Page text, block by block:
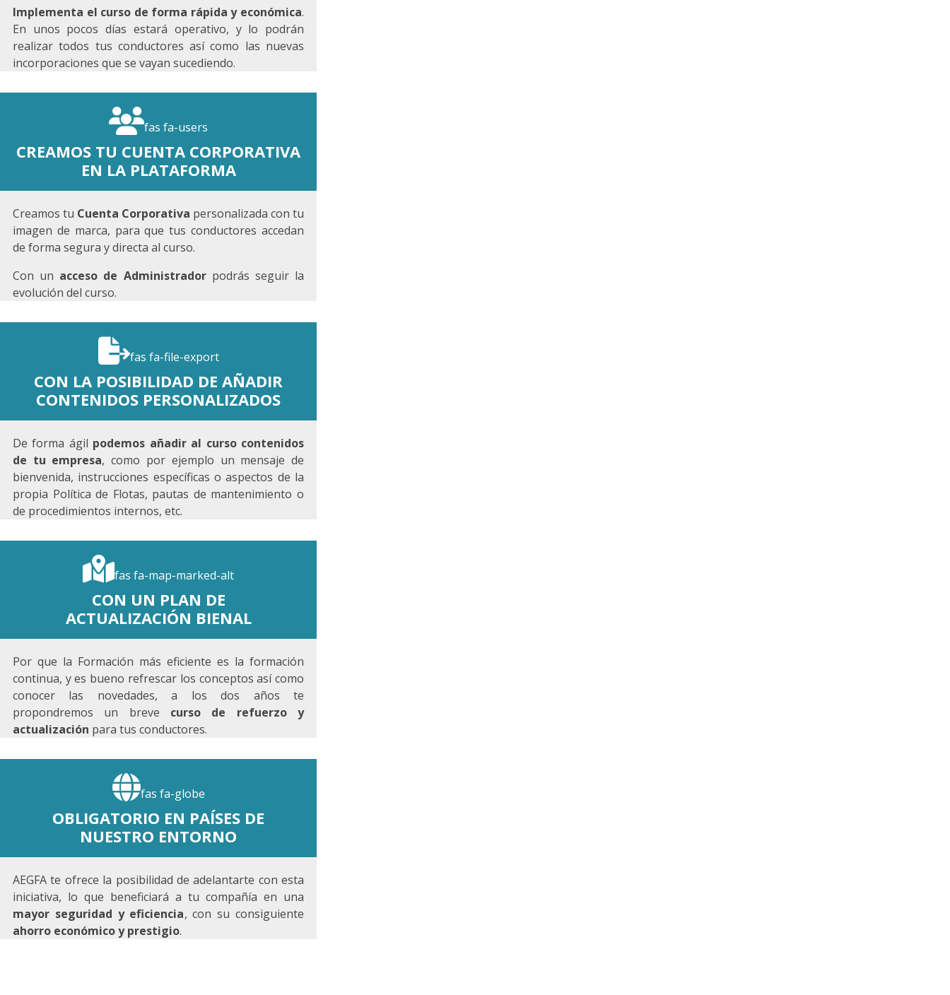
Implementa el curso de forma rápida y económica.
En unos pocos días estará operativo, y lo podrán
realizar todos tus conductores así como las nuevas
incorporaciones que se vayan sucediendo.
fas fa-users
CREAMOS TU CUENTA CORPORATIVA
EN LA PLATAFORMA
Creamos tu Cuenta Corporativa personalizada con tu
imagen de marca, para que tus conductores accedan
de forma segura y directa al curso.
Con un acceso de Administradorpodrás seguir la
evolución del curso.
fas fa-file-export
CON LA POSIBILIDAD DE AÑADIR
CONTENIDOS PERSONALIZADOS
De forma ágil podemos añadir al curso contenidos
de tu empresa, como por ejemplo un mensaje de
bienvenida, instrucciones específicas o aspectos de la
propia Política de Flotas, pautas de mantenimiento o
de procedimientos internos, etc.
fas fa-map-marked-alt
CON UN PLAN DE
ACTUALIZACIÓN BIENAL
Por que la Formación más eficiente es la formación
continua, y es bueno refrescar los conceptos así como
conocer las novedades, a los dos años te
propondremos un breve curso de refuerzo y
actualización para tus conductores.
fas fa-globe
OBLIGATORIO EN PAÍSES DE
NUESTRO ENTORNO
AEGFA te ofrece la posibilidad de adelantarte con esta
iniciativa, lo que beneficiará a tu compañía en una
mayor seguridad y eficiencia, con su consiguiente
ahorro económico y prestigio.